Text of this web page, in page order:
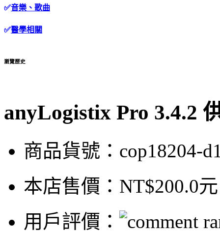
✅音樂、歌曲
✅醫學相關
瀏覽歷史
anyLogistix Pro 3.4.2
商品貨號：cop18204-
本店售價： NT$200.0元
用戶評價：